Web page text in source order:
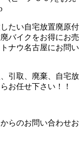
たい自宅放置廃原付
バイクをお得にお売
ナウ名古屋にお問い
引取、廃棄、自宅放
お任せ下さい！！
らのお問い合わせお